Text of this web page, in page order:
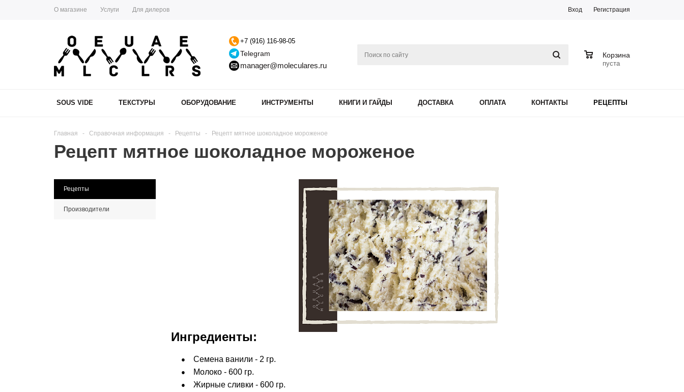
О магазине Услуги Для дилеров Вход Регистрация
+7 (916) 116-98-05
Telegram
manager@moleculares.ru
Корзина
пуста
SOUS VIDE ТЕКСТУРЫ ОБОРУДОВАНИЕ ИНСТРУМЕНТЫ КНИГИ И ГАЙДЫ ДОСТАВКА ОПЛАТА КОНТАКТЫ РЕЦЕПТЫ
Главная - Справочная информация - Рецепты - Рецепт мятное шоколадное мороженое
Рецепт мятное шоколадное мороженое
Рецепты
Производители
Ингредиенты:
Семена ванили - 2 гр.
Молоко - 600 гр.
Жирные сливки - 600 гр.